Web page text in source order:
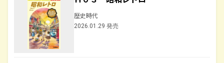
歴史時代
2026.01.29 発売